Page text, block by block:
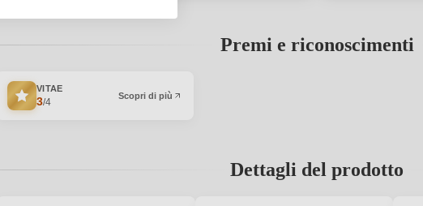
Premi e riconoscimenti
VITAE
3/4
Scopri di più
Dettagli del prodotto